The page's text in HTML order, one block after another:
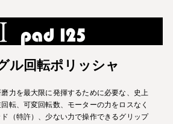
ル回転ポリッシャ
力を最大限に発揮するために必要な、史上
転、可変回転数、モーターの力をロスなく
（特許）、少ない力で操作できるグリップ